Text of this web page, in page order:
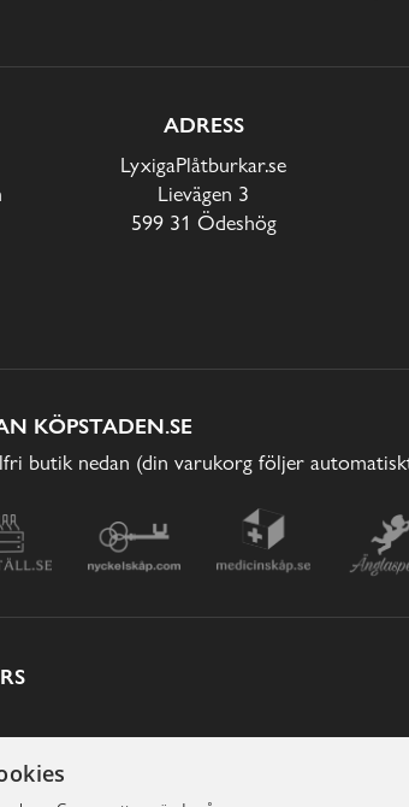
ADRESS
LyxigaPlåtburkar.se
Lievägen 3
599 31 Ödeshög
KÖPSTADEN.SE
butik nedan (din varukorg följer